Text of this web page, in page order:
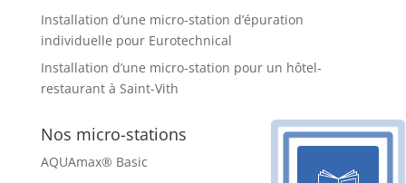
Installation d’une micro-station d’épuration
individuelle pour Eurotechnical
Installation d’une micro-station pour un hôtel-
restaurant à Saint-Vith
Nos micro-stations
AQUAmax® Basic